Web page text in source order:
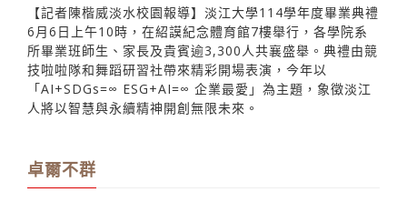
【記者陳楷威淡水校園報導】淡江大學114學年度畢業典禮
6月6日上午10時，在紹謨紀念體育館7樓舉行，各學院系
所畢業班師生、家長及貴賓逾3,300人共襄盛舉。典禮由競
技啦啦隊和舞蹈研習社帶來精彩開場表演，今年以
「AI+SDGs=∞ ESG+AI=∞ 企業最愛」為主題，象徵淡江
人將以智慧與永續精神開創無限未來。
卓爾不群